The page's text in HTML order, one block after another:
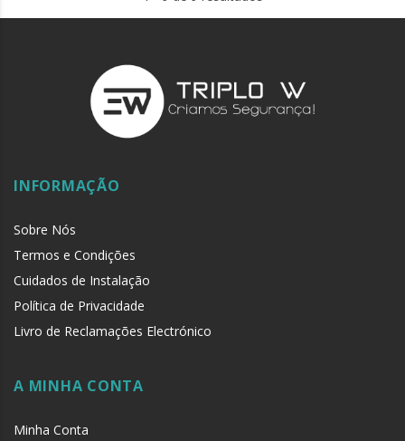
INFORMAÇÃO
Sobre Nós
Termos e Condições
Cuidados de Instalação
Política de Privacidade
Livro de Reclamações Electrónico
A MINHA CONTA
Minha Conta